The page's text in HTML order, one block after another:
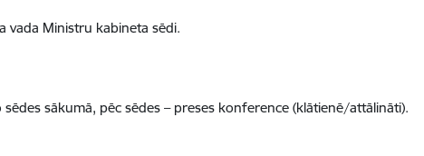
vada Ministru kabineta sēdi.
sākumā, pēc sēdes – preses konference (klātienē/attālināti).